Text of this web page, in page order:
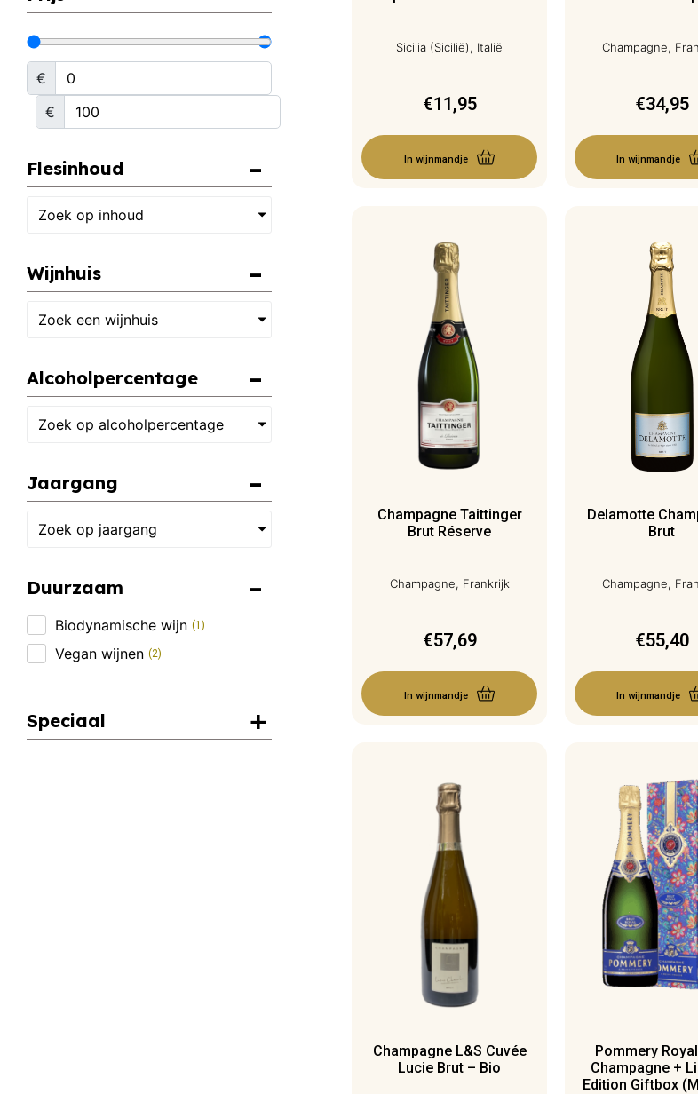
€
€
Flesinhoud
Zoek op inhoud
Wijnhuis
Zoek een wijnhuis
Alcoholpercentage
Zoek op alcoholpercentage
Jaargang
Zoek op jaargang
Duurzaam
Biodynamische wijn (1 )
Vegan wijnen (2)
Speciaal
Sicilia (Sicilië), Italië
€11,95
In wijnmandje
Champagne,
€34,95
In wijnmandje
Champagne Taittinger
Brut Réserve
Champagne, Frankrijk
€57,69
In wijnmandje
Delamotte
Brut
Champagne,
€55,40
In wijnmandje
Champagne L&S Cuvée
Lucie Brut – Bio
Pommery
Champagne +
Edition Giftbox